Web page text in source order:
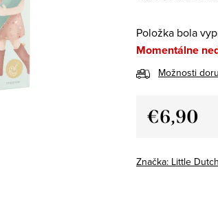
Položka bola
Momentálne
Možnosti
€6,90
Značka: Little Dutch